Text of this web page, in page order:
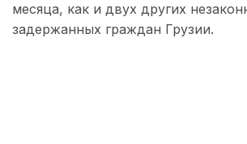
месяца, как и двух других
задержанных граждан Грузии.